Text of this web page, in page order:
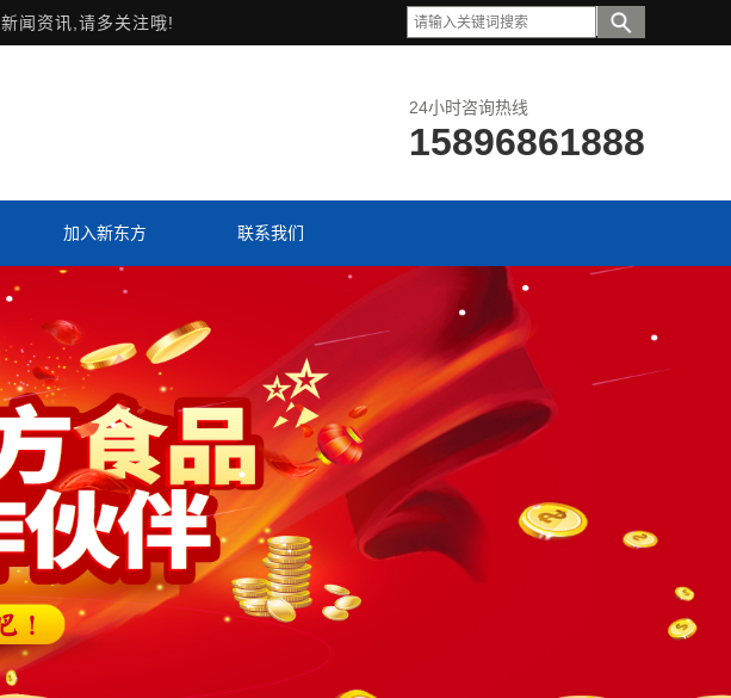
闻资讯,请多关注哦!
24小时咨询热线
15896861888
加入新东方 联系我们